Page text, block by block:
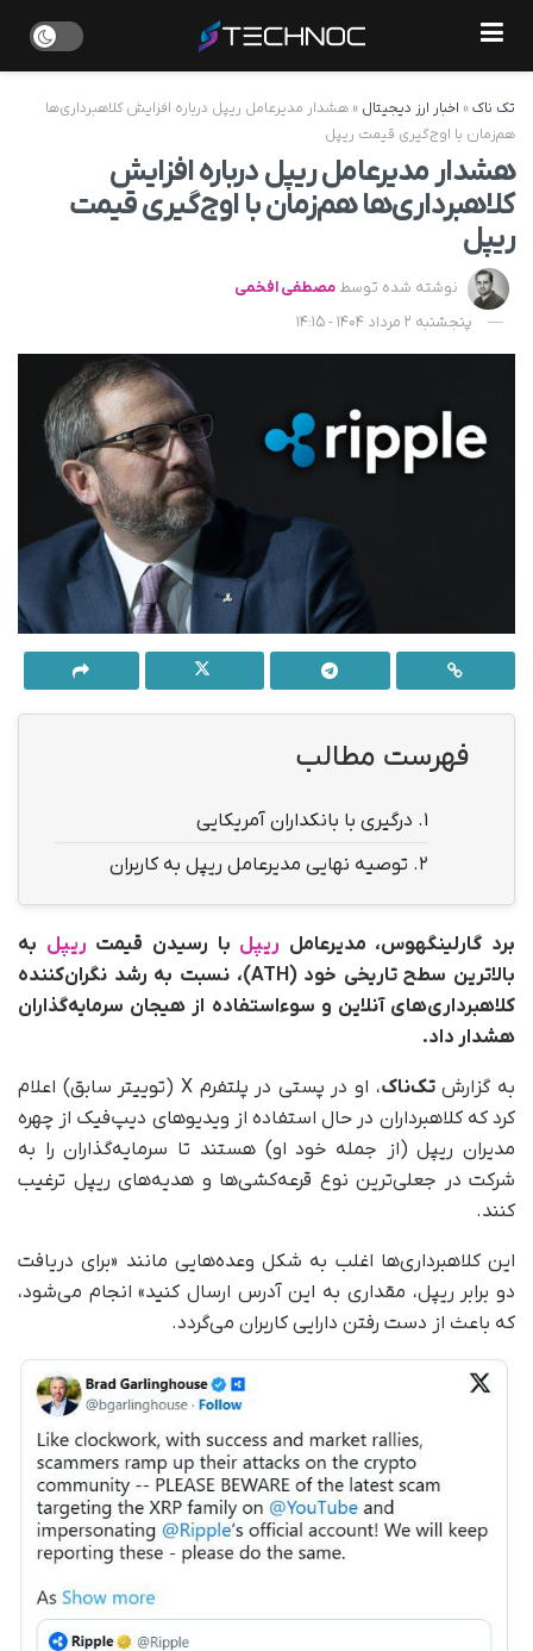
تک ناک» اخبار ارز دیجیتال » هشدار مدیرعامل ریپل درباره افزایش کلاهبرداری‌ها
هم‌زمان با اوج‌گیری قیمت ریپل
هشدار مدیرعامل ریپل درباره افزایش
کلاهبرداری‌ها هم‌زمان با اوج‌گیری قیمت
ریپل
نوشته شده توسط مصطفی افخمی
پنجشنبه 2 مرداد 1404 - 14:15
فهرست مطالب
1. درگیری با بانکداران آمریکایی
2. توصیه نهایی مدیرعامل ریپل به کاربران
برد گارلینگهوس، مدیرعامل ریپل با رسیدن قیمت ریپل به
بالاترین سطح تاریخی خود (ATH)، نسبت به رشد نگران‌کننده
کلاهبرداری‌های آنلاین و سوءاستفاده از هیجان سرمایه‌گذاران
هشدار داد.
به گزارشتک‌ناک
، او در پستی در پلتفرم X (توییتر سابق) اعلام
کرد که کلاهبرداران در حال استفاده از ویدیوهای دیپ‌فیک از چهره
مدیران ریپل (از جمله خود او) هستند تا سرمایه‌گذاران را به
شرکت در جعلی‌ترین نوع قرعه‌کشی‌ها و هدیه‌های ریپل ترغیب
کنند.
این کلاهبرداری‌ها اغلب به شکل وعده‌هایی مانند «برای دریافت
دو برابر ریپل، مقداری به این آدرس ارسال کنید» انجام می‌شود،
که باعث از دست رفتن دارایی کاربران می‌گردد.